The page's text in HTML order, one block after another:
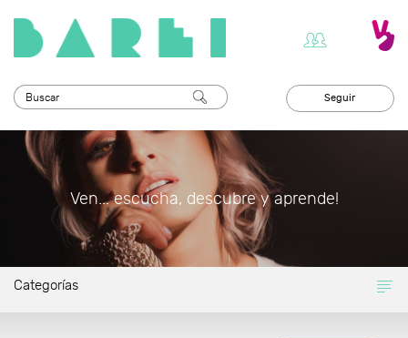
Seguir
Ven... escucha, descubre y aprende!
Categorías